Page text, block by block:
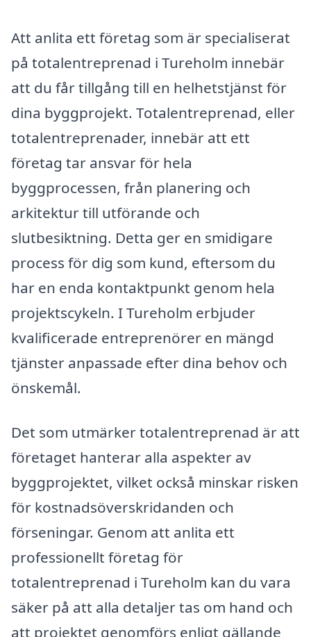
Att anlita ett företag som är specialiserat
på totalentreprenad i Tureholm innebär
att du får tillgång till en helhetstjänst för
dina byggprojekt. Totalentreprenad, eller
totalentreprenader, innebär att ett
företag tar ansvar för hela
byggprocessen, från planering och
arkitektur till utförande och
slutbesiktning. Detta ger en smidigare
process för dig som kund, eftersom du
har en enda kontaktpunkt genom hela
projektscykeln. I Tureholm erbjuder
kvalificerade entreprenörer en mängd
tjänster anpassade efter dina behov och
önskemål.
Det som utmärker totalentreprenad är att
företaget hanterar alla aspekter av
byggprojektet, vilket också minskar risken
för kostnadsöverskridanden och
förseningar. Genom att anlita ett
professionellt företag för
totalentreprenad i Tureholm kan du vara
säker på att alla detaljer tas om hand och
att projektet genomförs enligt gällande